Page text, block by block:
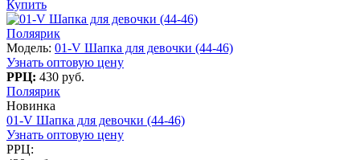
Купить
Поляярик
Модель: 01-V Шапка для девочки (44-46)
Узнать оптовую цену
РРЦ: 430 руб.
Поляярик
Новинка
01-V Шапка для девочки (44-46)
Узнать оптовую цену
РРЦ: